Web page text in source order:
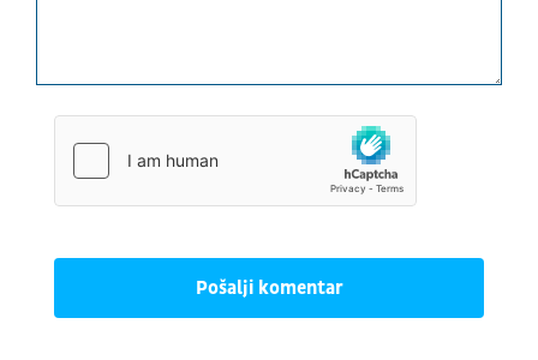
Pošalji komentar